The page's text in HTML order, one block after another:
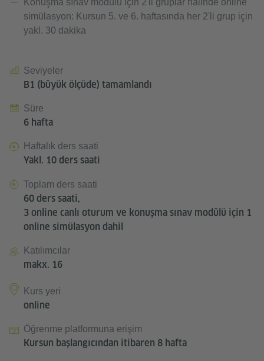
Konuşma sınav modülü için 2'li gruplar halinde online
simülasyon: Kursun 5. ve 6. haftasında her 2'li grup için
yakl. 30 dakika
Seviyeler
B1 (büyük ölçüde) tamamlandı
Süre
6 hafta
Haftalık ders saati
Yakl. 10 ders saati
Toplam ders saati
60 ders saati,
3 online canlı oturum ve konuşma sınav modülü için 1
online simülasyon dahil
Katılımcılar
makx. 16
Kurs yeri
online
Öğrenme platformuna erişim
Kursun başlangıcından itibaren 8 hafta